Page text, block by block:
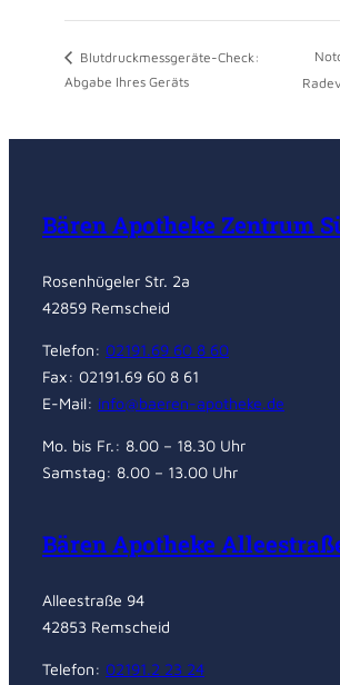
Blutdruckmessgeräte-Check:
Abgabe Ihres Geräts
Bären Apotheke Zentrum
Rosenhügeler Str. 2a
42859 Remscheid
Telefon: 02191.69 60 8 60
Fax: 02191.69 60 8 61
E-Mail: info@baeren-apotheke.de
Mo. bis Fr.: 8.00 – 18.30 Uhr
Samstag: 8.00 – 13.00 Uhr
Bären Apotheke
Alleestraße 94
42853 Remscheid
Telefon: 02191.2 23 24